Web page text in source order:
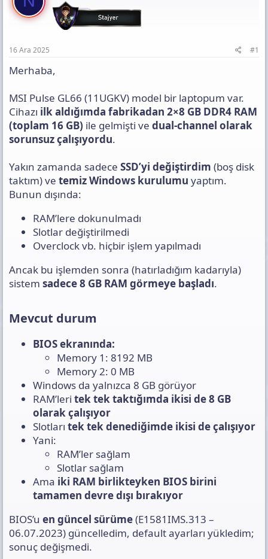
a
n
h
ı
K
o
p
y
a
16 Ara 2025 #1
Merhaba,
MSI Pulse GL66 (11UGKV) model bir laptopum var.
Cihazı ilk aldığımda fabrikadan 2×8 GB DDR4 RAM
(toplam 16 GB) ile gelmişti ve dual-channel olarak
sorunsuz çalışıyordu.
Yakın zamanda sadece SSD’yi değiştirdim (boş disk
taktım) ve temiz Windows kurulumu yaptım.
Bunun dışında:
RAM’lere dokunulmadı
Slotlar değiştirilmedi
Overclock vb. hiçbir işlem yapılmadı
Ancak bu işlemden sonra (hatırladığım kadarıyla)
sistem sadece 8 GB RAM görmeye başladı.
Mevcut durum​
BIOS ekranında:
Memory 1: 8192 MB
Memory 2: 0 MB
Windows da yalnızca 8 GB görüyor
RAM’leri tek tek taktığımda ikisi de 8 GB
olarak çalışıyor
Slotları tek tek denediğimde ikisi de çalışıyor
Yani:
RAM’ler sağlam
Slotlar sağlam
Ama iki RAM birlikteyken BIOS birini
tamamen devre dışı bırakıyor
BIOS’u en güncel sürüme(E1581IMS.313 –
06.07.2023) güncelledim, default ayarları yükledim;
sonuç değişmedi.